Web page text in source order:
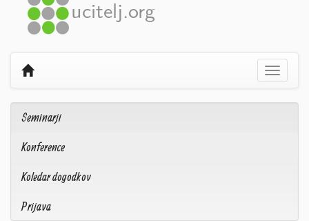
Prikaži
Seminarji
Konference
Koledar dogodkov
Prijava